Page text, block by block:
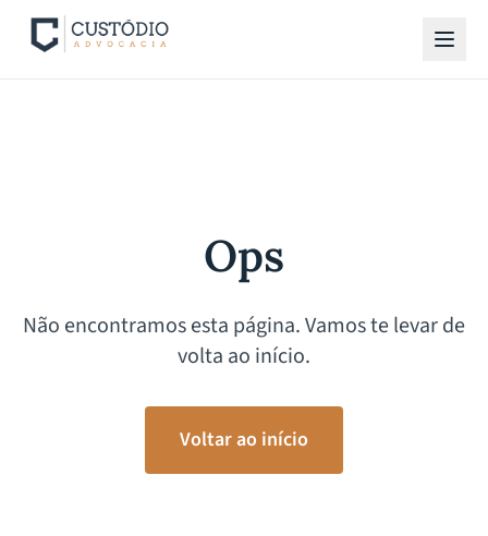
Ops
Não encontramos esta página. Vamos te levar de
volta ao início.
Voltar ao início